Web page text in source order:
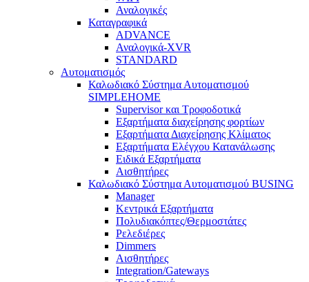
Αναλογικές
Καταγραφικά
ADVANCE
Αναλογικά-XVR
STANDARD
Αυτοματισμός
Καλωδιακό Σύστημα Αυτοματισμού
SIMPLEHOME
Supervisor και Τροφοδοτικά
Εξαρτήματα διαχείρησης φορτίων
Εξαρτήματα Διαχείρησης Κλίματος
Εξαρτήματα Ελέγχου Κατανάλωσης
Ειδικά Εξαρτήματα
Αισθητήρες
Καλωδιακό Σύστημα Αυτοματισμού BUSING
Manager
Κεντρικά Εξαρτήματα
Πολυδιακόπτες/Θερμοστάτες
Ρελεδιέρες
Dimmers
Αισθητήρες
Integration/Gateways